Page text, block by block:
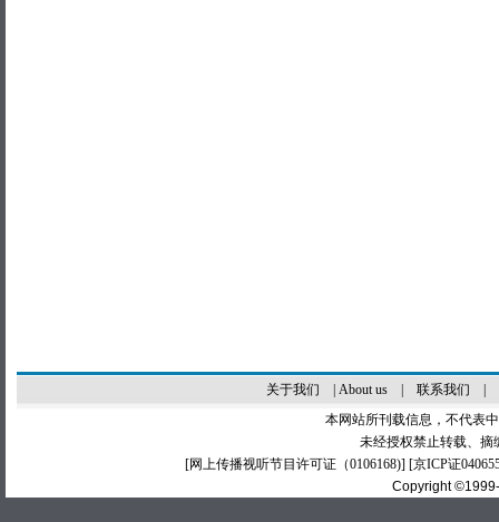
关于我们 About us| 联系我们
本网站所刊载信息，不代表
未经授权禁止转载、摘
[网上传播视听节目许可证（0106168)] [京ICP证
Copyright